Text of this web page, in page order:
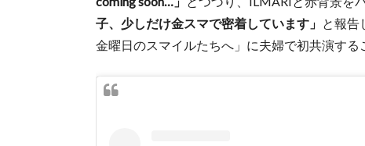
子、少しだけ金スマで密着しています」 と報告
金曜日のスマイルたちへ」に夫婦で初共演する